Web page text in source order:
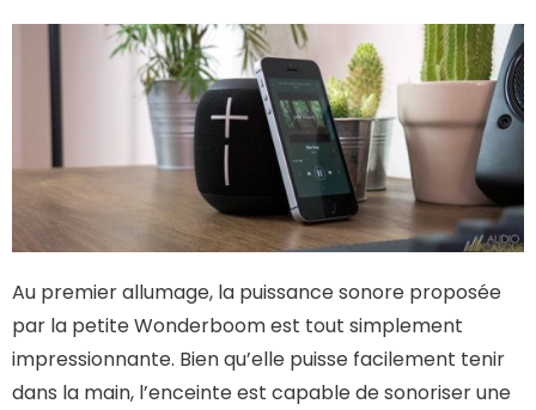
Au premier allumage, la puissance sonore proposée
par la petite Wonderboom est tout simplement
impressionnante. Bien qu’elle puisse facilement tenir
dans la main, l’enceinte est capable de sonoriser une